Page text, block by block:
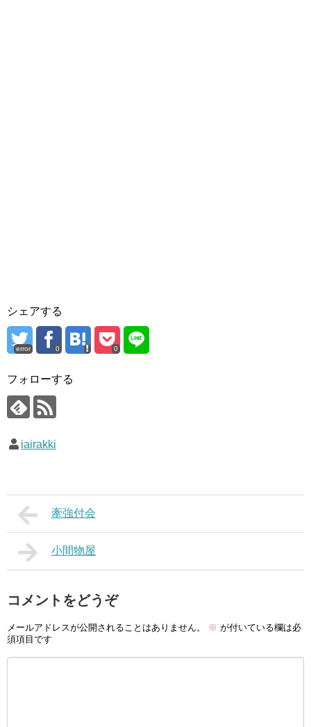
シェアする
error 0 0
フォローする
iairakki
牽強付会
小間物屋
コメントをどうぞ
メールアドレスが公開されることはありません。 ※ が付いている欄は必
須項目です